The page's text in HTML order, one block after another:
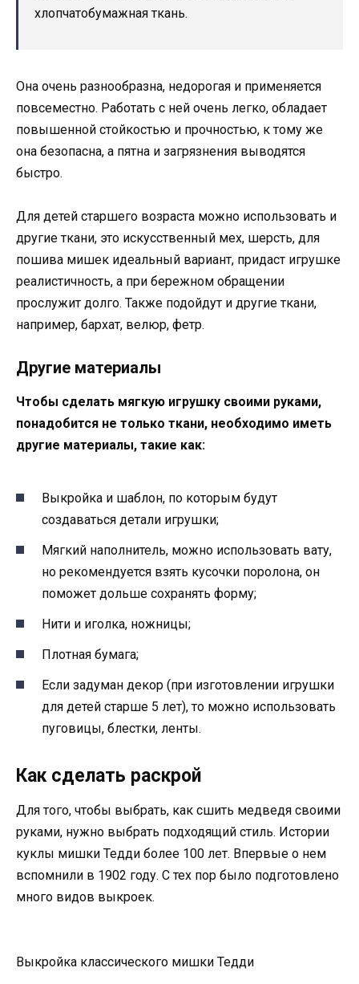
хлопчатобумажная ткань.
Она очень разнообразна, недорогая и применяется
повсеместно. Работать с ней очень легко, обладает
повышенной стойкостью и прочностью, к тому же
она безопасна, а пятна и загрязнения выводятся
быстро.
Для детей старшего возраста можно использовать и
другие ткани, это искусственный мех, шерсть, для
пошива мишек идеальный вариант, придаст игрушке
реалистичность, а при бережном обращении
прослужит долго. Также подойдут и другие ткани,
например, бархат, велюр, фетр.
Другие материалы
Чтобы сделать мягкую игрушку своими руками,
понадобится не только ткани, необходимо иметь
другие материалы, такие как:
Выкройка и шаблон, по которым будут
создаваться детали игрушки;
Мягкий наполнитель, можно использовать вату,
но рекомендуется взять кусочки поролона, он
поможет дольше сохранять форму;
Нити и иголка, ножницы;
Плотная бумага;
Если задуман декор (при изготовлении игрушки
для детей старше 5 лет), то можно использовать
пуговицы, блестки, ленты.
Как сделать раскрой
Для того, чтобы выбрать, как сшить медведя своими
руками, нужно выбрать подходящий стиль. Истории
куклы мишки Тедди более 100 лет. Впервые о нем
вспомнили в 1902 году. С тех пор было подготовлено
много видов выкроек.
Выкройка классического мишки Тедди